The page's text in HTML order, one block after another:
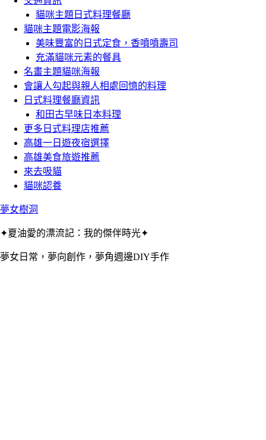
貓咪主題日式料理餐廳
貓咪主題電影海報
美味豐富的日式定食，香噴噴壽司
充滿貓咪元素的餐具
名畫主題貓咪海報
會讓人勾起與親人相處回憶的料理
日式料理餐廳資訊
和田古早味日本料理
更多日式料理店推薦
高雄一日遊夜宿選擇
高雄美食旅遊推薦
來去吸貓
貓咪認養
夢女樹洞
✦夏油愛的漂流記：我的傑伴時光✦
夢女日常，夢向創作，夢角週邊DIY手作